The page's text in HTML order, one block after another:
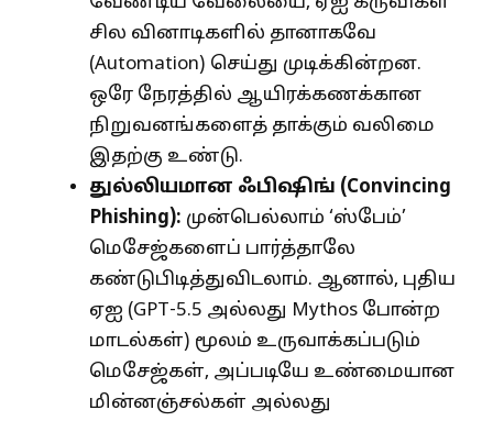
சில வினாடிகளில் தானாகவே
(Automation) செய்து முடிக்கின்றன.
ஒரே நேரத்தில் ஆயிரக்கணக்கான
நிறுவனங்களைத் தாக்கும் வலிமை
இதற்கு உண்டு.
துல்லியமான ஃபிஷிங் (Convincing
Phishing): முன்பெல்லாம் ‘ஸ்பேம்’
மெசேஜ்களைப் பார்த்தாலே
கண்டுபிடித்துவிடலாம். ஆனால், புதிய
ஏஐ (GPT-5.5 அல்லது Mythos போன்ற
மாடல்கள்) மூலம் உருவாக்கப்படும்
மெசேஜ்கள், அப்படியே உண்மையான
மின்னஞ்சல்கள் அல்லது